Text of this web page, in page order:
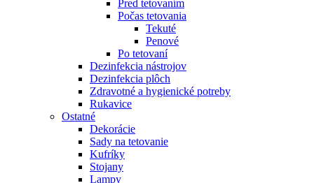
Pred tetovaním
Počas tetovania
Tekuté
Penové
Po tetovaní
Dezinfekcia nástrojov
Dezinfekcia plôch
Zdravotné a hygienické potreby
Rukavice
Ostatné
Dekorácie
Sady na tetovanie
Kufríky
Stojany
Lampy